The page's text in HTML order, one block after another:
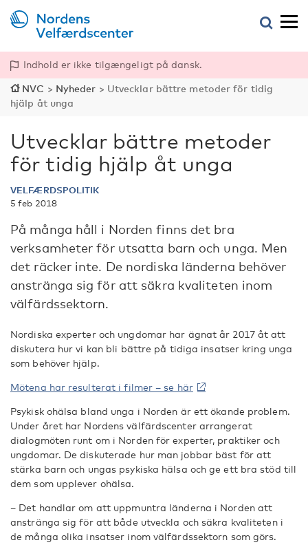
Indhold er ikke tilgængeligt på dansk.
NVC > Nyheder > Utvecklar bättre metoder för tidig
hjälp åt unga
Utvecklar bättre metoder
för tidig hjälp åt unga
VELFÆRDSPOLITIK
5 feb 2018
På många håll i Norden finns det bra
verksamheter för utsatta barn och unga. Men
det räcker inte. De nordiska länderna behöver
anstränga sig för att säkra kvaliteten inom
välfärdssektorn.
Nordiska experter och ungdomar har ägnat år 2017 åt att
diskutera hur vi kan bli bättre på tidiga insatser kring unga
som behöver hjälp.
Mötena har resulterat i filmer – se här
Psykisk ohälsa bland unga i Norden är ett ökande problem.
Under året har Nordens välfärdscenter arrangerat
dialogmöten runt om i Norden för experter, praktiker och
ungdomar. De diskuterade hur man jobbar bäst för att
stärka barn och ungas psykiska hälsa och ge ett bra stöd till
dem som upplever ohälsa.
– Det handlar om att uppmuntra länderna i Norden att
anstränga sig för att både utveckla och säkra kvaliteten i
de många olika insatser inom välfärdssektorn som görs.